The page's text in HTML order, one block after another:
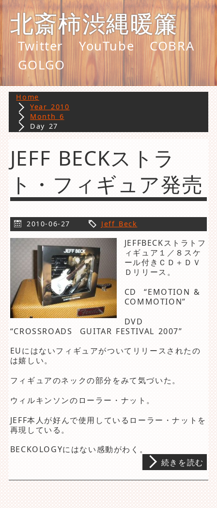
北斎柿渋縄暖簾
Twitter YouTube
COBRA
GOLGO
Home
Year 2010
Month 6
Day 27
JEFF BECKストラ
ト・フィギュア発売
2010-06-27 Jeff Beck
JEFFBECKストラトフ
ィギュア１／８スケ
ール付きＣＤ＋ＤＶ
Ｄリリース。
CD “EMOTION &
COMMOTION”
DVD
“CROSSROADS GUITAR FESTIVAL 2007”
EUにはないフィギュアがついてリリースされたの
は嬉しい。
フィギュアのネックの部分をみて気づいた。
ウィルキンソンのローラー・ナット。
JEFF本人が好んで使用しているローラー・ナットを
再現している。
BECKOLOGYにはない感動がわく。
続きを読む